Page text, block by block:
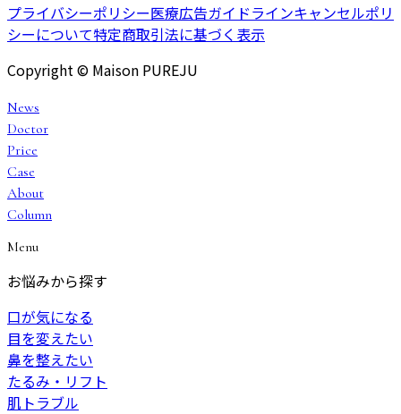
プライバシーポリシー医療広告ガイドラインキャンセルポリ
シーについて特定商取引法に基づく表示
Copyright © Maison PUREJU
News
Doctor
Price
Case
About
Column
Menu
お悩みから探す
口が気になる
目を変えたい
鼻を整えたい
たるみ・リフト
肌トラブル